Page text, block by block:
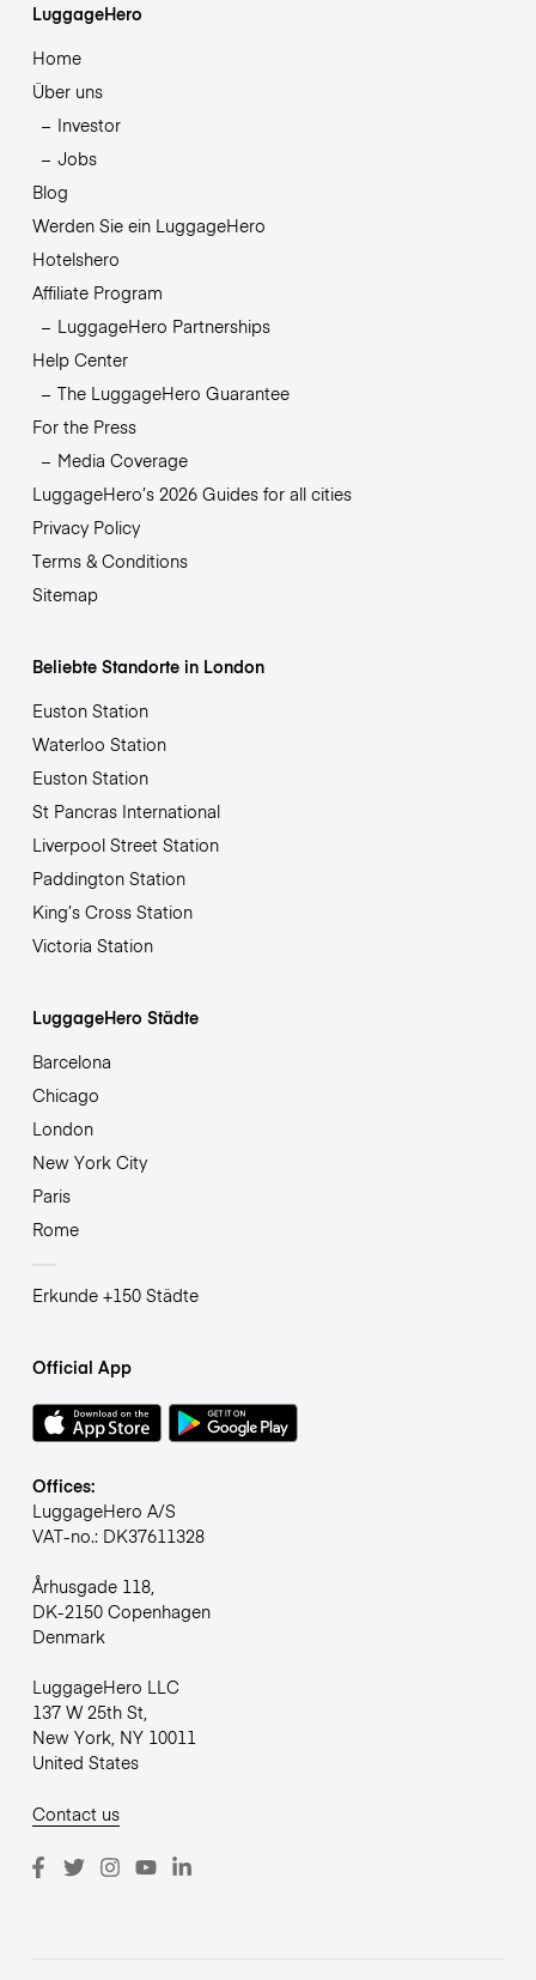
LuggageHero
Home
Über uns
Investor
Jobs
Blog
Werden Sie ein LuggageHero
Hotelshero
Affiliate Program
LuggageHero Partnerships
Help Center
The LuggageHero Guarantee
For the Press
Media Coverage
LuggageHero’s 2026 Guides for all cities
Privacy Policy
Terms & Conditions
Sitemap
Beliebte Standorte in London
Euston Station
Waterloo Station
Euston Station
St Pancras International
Liverpool Street Station
Paddington Station
King’s Cross Station
Victoria Station
LuggageHero Städte
Barcelona
Chicago
London
New York City
Paris
Rome
Erkunde +150 Städte
Official App
Offices:
LuggageHero A/S
VAT-no.: DK37611328
Århusgade 118,
DK-2150 Copenhagen
Denmark
LuggageHero LLC
137 W 25th St,
New York, NY 10011
United States
Contact us